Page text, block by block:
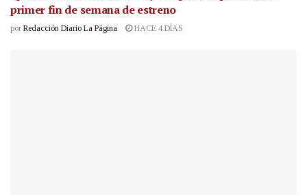
primer fin de semana de estreno
por Redacción Diario La Página HACE 4 DÍAS